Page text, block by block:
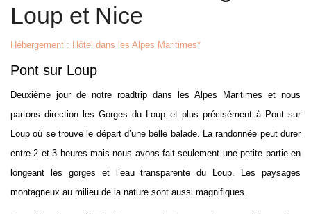
Loup et Nice
Hébergement : Hôtel dans les Alpes Maritimes*
Pont sur Loup
Deuxième jour de notre roadtrip dans les Alpes Maritimes et nous
partons direction les Gorges du Loup et plus précisément à Pont sur
Loup où se trouve le départ d’une belle balade. La randonnée peut durer
entre 2 et 3 heures mais nous avons fait seulement une petite partie en
longeant les gorges et l’eau transparente du Loup. Les paysages
montagneux au milieu de la nature sont aussi magnifiques.